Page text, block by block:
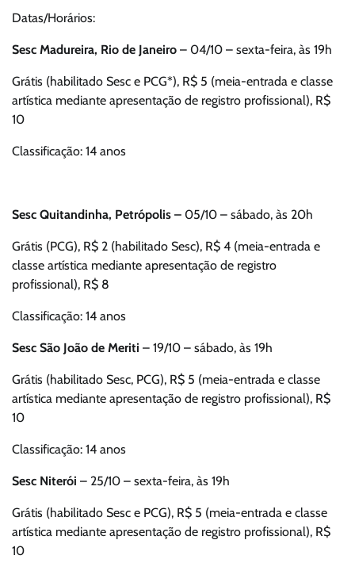
Datas/Horários:
Sesc Madureira, Rio de Janeiro – 04/10 – sexta-feira, às 19h
Grátis (habilitado Sesc e PCG*), R$ 5 (meia-entrada e classe
artística mediante apresentação de registro profissional), R$
10
Classificação: 14 anos
Sesc Quitandinha, Petrópolis – 05/10 – sábado, às 20h
Grátis (PCG), R$ 2 (habilitado Sesc), R$ 4 (meia-entrada e
classe artística mediante apresentação de registro
profissional), R$ 8
Classificação: 14 anos
Sesc São João de Meriti – 19/10 – sábado, às 19h
Grátis (habilitado Sesc, PCG), R$ 5 (meia-entrada e classe
artística mediante apresentação de registro profissional), R$
10
Classificação: 14 anos
Sesc Niterói – 25/10 – sexta-feira, às 19h
Grátis (habilitado Sesc e PCG), R$ 5 (meia-entrada e classe
artística mediante apresentação de registro profissional), R$
10